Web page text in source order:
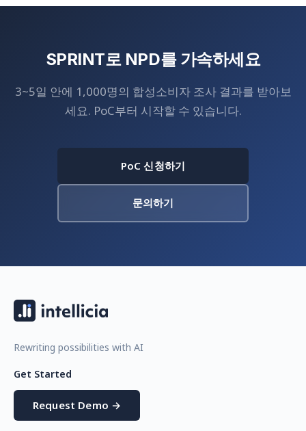
SPRINT로 NPD를 가속하세요
3~5일 안에 1,000명의 합성소비자 조사 결과를 받아보
세요. PoC부터 시작할 수 있습니다.
PoC 신청하기
문의하기
Rewriting possibilities with AI
Get Started
Request Demo →